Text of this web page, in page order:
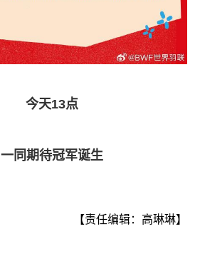
今天13点
一同期待冠军诞生
【责任编辑：高琳琳】